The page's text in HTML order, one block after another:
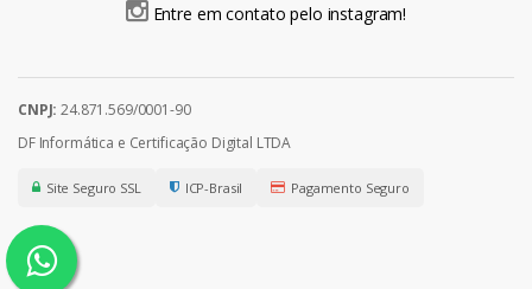
Entre em contato pelo instagram!
CNPJ: 24.871.569/0001-90
DF Informática e Certificação Digital LTDA
Site Seguro SSL ICP-Brasil Pagamento Seguro